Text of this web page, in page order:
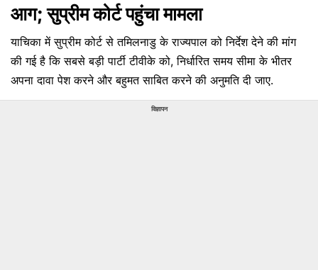
आग; सुप्रीम कोर्ट पहुंचा मामला
याचिका में सुप्रीम कोर्ट से तमिलनाडु के राज्यपाल को निर्देश देने की मांग
की गई है कि सबसे बड़ी पार्टी टीवीके को, निर्धारित समय सीमा के भीतर
अपना दावा पेश करने और बहुमत साबित करने की अनुमति दी जाए.
विज्ञापन